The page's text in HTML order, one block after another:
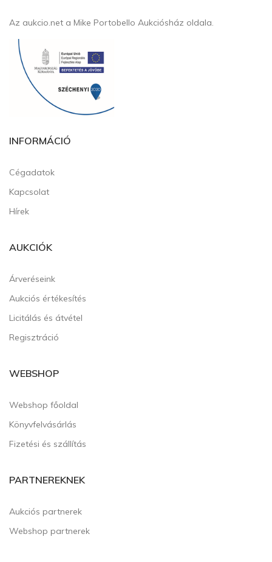
Az aukcio.net a Mike Portobello Aukciósház oldala.
INFORMÁCIÓ
Cégadatok
Kapcsolat
Hírek
AUKCIÓK
Árveréseink
Aukciós értékesítés
Licitálás és átvétel
Regisztráció
WEBSHOP
Webshop főoldal
Könyvfelvásárlás
Fizetési és szállítás
PARTNEREKNEK
Aukciós partnerek
Webshop partnerek